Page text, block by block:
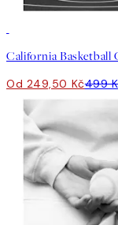
Od 249,50 Kč499